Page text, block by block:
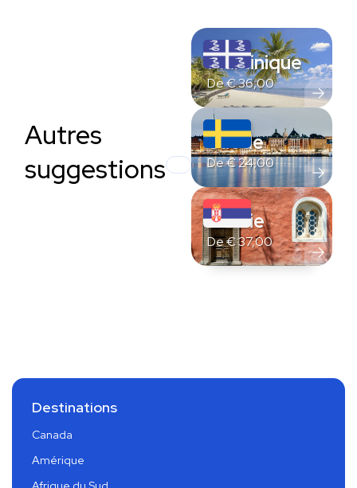
Autres
suggestions
Martinique
De€36,00
Suède
De€24,00
Serbie
De€37,00
Destinations
Canada
Amérique